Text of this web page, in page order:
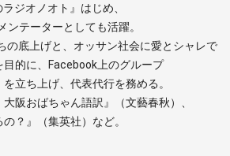
ジオノオト』はじめ、
ンテーターとしても活躍。
の底上げと、オッサン社会に愛とシャレで
的に、Facebook上のグループ
を立ち上げ、代表代行を務める。
阪おばちゃん語訳』（文藝春秋）、
？』（集英社）など。